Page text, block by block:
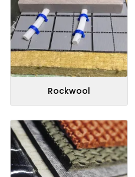
Rockwool